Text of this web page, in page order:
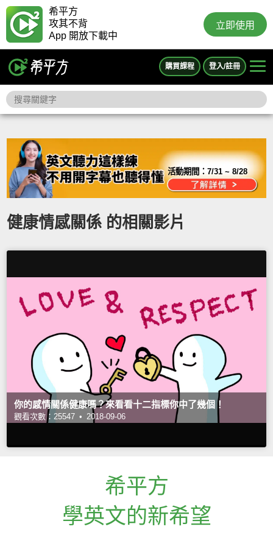
希平方
攻其不背
App 開放下載中
立即使用
購買課程 登入/註冊
活動期間：7/31 ~ 8/28
健康情感關係 的相關影片
你的感情關係健康嗎？來看看十二指標你中了幾個！
觀看次數：25547 • 2018-09-06
希平方
學英文的新希望